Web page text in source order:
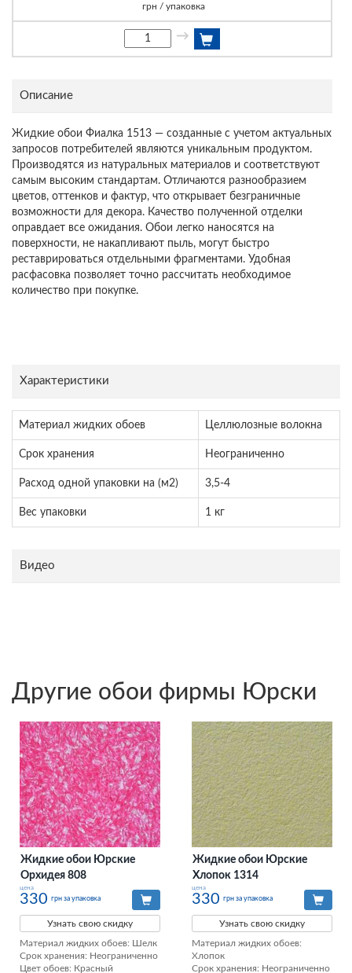
грн / упаковка
→
Описание
Жидкие обои Фиалка 1513 — созданные с учетом актуальных
запросов потребителей являются уникальным продуктом.
Производятся из натуральных материалов и соответствуют
самым высоким стандартам. Отличаются разнообразием
цветов, оттенков и фактур, что открывает безграничные
возможности для декора. Качество полученной отделки
оправдает все ожидания. Обои легко наносятся на
поверхности, не накапливают пыль, могут быстро
реставрироваться отдельными фрагментами. Удобная
расфасовка позволяет точно рассчитать необходимое
количество при покупке.
Характеристики
Материал жидких обоев Целлюлозные волокна
Срок хранения Неограниченно
Расход одной упаковки на (м2) 3,5-4
Вес упаковки 1 кг
Видео
Другие обои фирмы Юрски
Жидкие обои Юрские
Орхидея 808
цена
330 грн за упаковка
Узнать свою скидку
Материал жидких обоев: Шелк
Срок хранения: Неограниченно
Цвет обоев: Красный
Жидкие обои Юрские
Хлопок 1314
цена
330 грн за упаковка
Узнать свою скидку
Материал жидких обоев:
Хлопок
Срок хранения: Неограниченно